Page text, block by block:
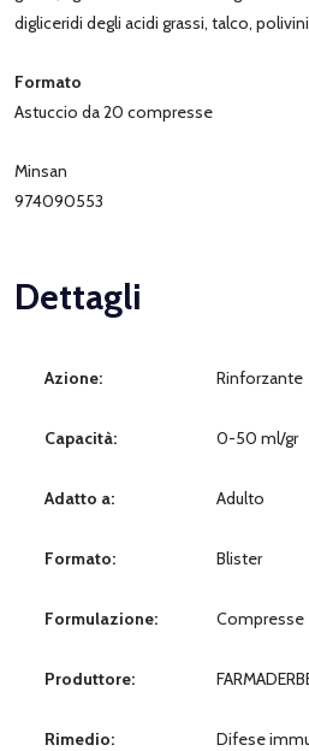
digliceridi degli acidi grassi, talco,
Formato
Astuccio da 20 compresse
Minsan
974090553
Dettagli
Azione: Rinforzante
Capacità: 0-50 ml/gr
Adatto a: Adulto
Formato: Blister
Formulazione: Compresse
Produttore:
Rimedio: Difese